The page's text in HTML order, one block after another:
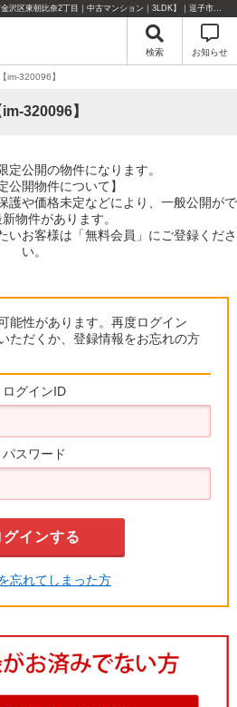
こちらは会員物件です【im-320096｜横浜市金沢区東朝比奈2丁目｜中古マンション｜3LDK】｜逗子市・葉山町・湘南エリアの不動産のことならセンチュリー21リビングライフにお任せください！
検索 お知らせ
im-320096】
320096】
定公開の物件になります。
公開物件について】
護や価格未定などにより、一般公開がで
物件があります。
いお客様は「無料会員」にご登録くださ
い。
能性があります。再度ログイン
ただくか、登録情報をお忘れの方
ログインID
パスワード
忘れてしまった方